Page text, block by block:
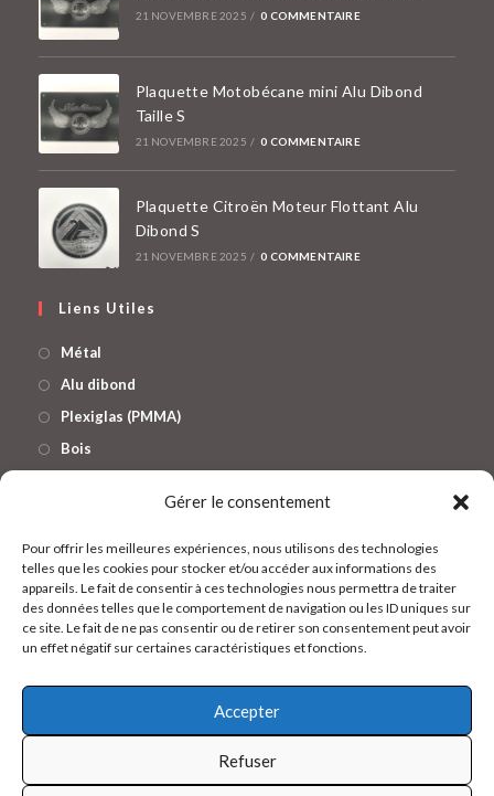
Gérer le consentement
Pour offrir les meilleures expériences, nous utilisons des technologies
telles que les cookies pour stocker et/ou accéder aux informations des
appareils. Le fait de consentir à ces technologies nous permettra de traiter
des données telles que le comportement de navigation ou les ID uniques sur
ce site. Le fait de ne pas consentir ou de retirer son consentement peut avoir
un effet négatif sur certaines caractéristiques et fonctions.
Accepter
Refuser
21 NOVEMBRE 2025 / 0 COMMENTAIRE
Plaquette Motobécane mini Alu Dibond
Taille S
21 NOVEMBRE 2025 / 0 COMMENTAIRE
Plaquette Citroën Moteur Flottant Alu
Dibond S
21 NOVEMBRE 2025 / 0 COMMENTAIRE
Liens Utiles
Métal
Alu dibond
Plexiglas (PMMA)
Bois
Enseignes lumineuses
Réseaux
nouvel